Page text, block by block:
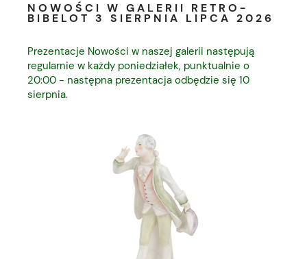
NOWOŚCI W GALERII RETRO-
BIBELOT 3 SIERPNIA LIPCA 2026
Prezentacje Nowości w naszej galerii następują
regularnie w każdy poniedziałek, punktualnie o
20:00 - następna prezentacja odbędzie się 10
sierpnia.